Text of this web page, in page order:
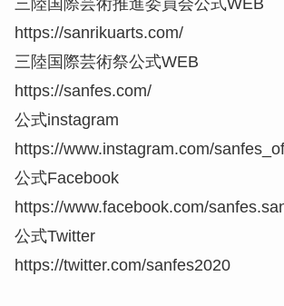
https://sanrikuarts.com/
三陸国際芸術祭公式WEB
https://sanfes.com/
公式instagram
https://www.instagram.com/
公式Facebook
https://www.facebook.com/
公式Twitter
https://twitter.com/sanfes2020